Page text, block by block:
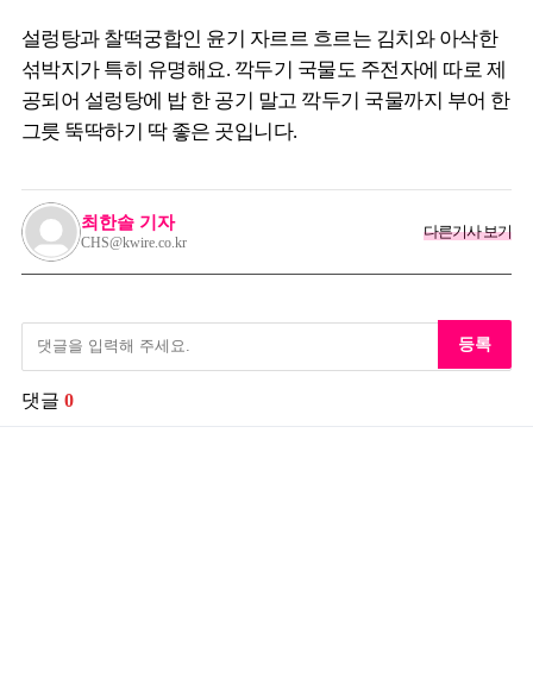
설렁탕과 찰떡궁합인 윤기 자르르 흐르는 김치와 아삭한
섞박지가 특히 유명해요. 깍두기 국물도 주전자에 따로 제
공되어 설렁탕에 밥 한 공기 말고 깍두기 국물까지 부어 한
그릇 뚝딱하기 딱 좋은 곳입니다.
최한솔 기자
CHS@kwire.co.kr
다른기사 보기
등록
댓글 0